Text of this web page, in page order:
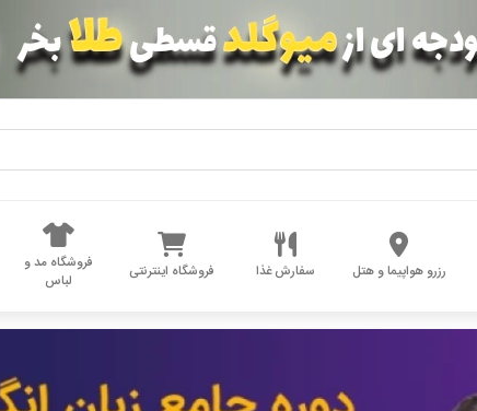
رزرو هواپیما و هتل سفارش غذا فروشگاه اینترنتی
فروشگاه مد و
لباس